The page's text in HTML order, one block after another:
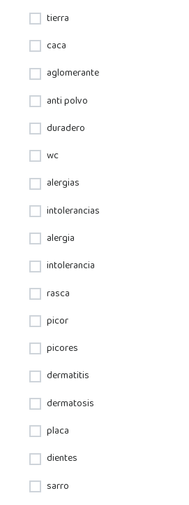
tierra
caca
aglomerante
anti polvo
duradero
wc
alergias
intolerancias
alergia
intolerancia
rasca
picor
picores
dermatitis
dermatosis
placa
dientes
sarro